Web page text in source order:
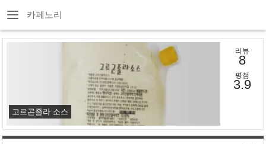
카페노리
고르곤졸라 소스
리뷰
8
평점
3.9